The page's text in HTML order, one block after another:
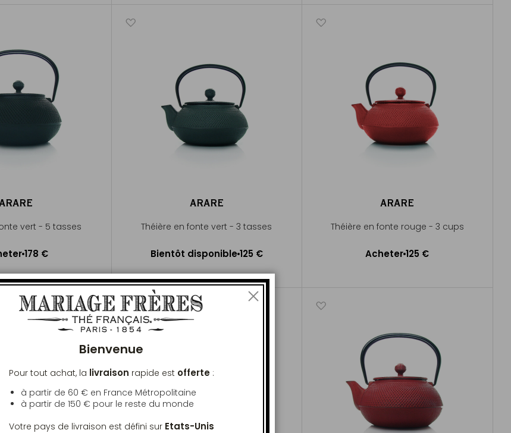
ARARE
vert - 5 tasses
178 €
ARARE
Théière en fonte vert - 3 tasses
Bientôt disponible 125 €
ARARE
Théière en fonte rouge - 3 cups
Acheter125 €
Fermer
Bienvenue
Pour tout achat, la livraison rapide est offerte:
à partir de 60 € en France Métropolitaine
à partir de 150 € pour le reste du monde
Votre pays de livraison est défini sur Etats-Unis